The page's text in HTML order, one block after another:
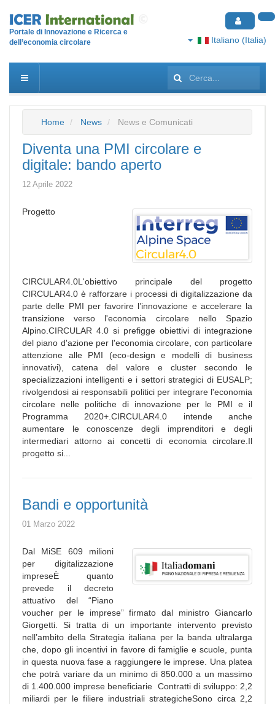
Portale di Innovazione e Ricerca e
dell’economia circolare
Italiano (Italia)
Cerca...
Home News News e Comunicati
Diventa una PMI circolare e
digitale: bando aperto
12 Aprile 2022
Progetto
CIRCULAR4.0L'obiettivo principale del progetto
CIRCULAR4.0 è rafforzare i processi di digitalizzazione da
parte delle PMI per favorire l’innovazione e accelerare la
transizione verso l'economia circolare nello Spazio
Alpino.CIRCULAR 4.0 si prefigge obiettivi di integrazione
del piano d'azione per l'economia circolare, con particolare
attenzione alle PMI (eco-design e modelli di business
innovativi), catena del valore e cluster secondo le
specializzazioni intelligenti e i settori strategici di EUSALP;
rivolgendosi ai responsabili politici per integrare l'economia
circolare nelle politiche di innovazione per le PMI e il
Programma 2020+.CIRCULAR4.0 intende anche
aumentare le conoscenze degli imprenditori e degli
intermediari attorno ai concetti di economia circolare.Il
progetto si...
Bandi e opportunità
01 Marzo 2022
Dal MiSE 609 milioni
per digitalizzazione
impreseÈ quanto
prevede il decreto
attuativo del “Piano
voucher per le imprese” firmato dal ministro Giancarlo
Giorgetti. Si tratta di un importante intervento previsto
nell’ambito della Strategia italiana per la banda ultralarga
che, dopo gli incentivi in favore di famiglie e scuole, punta
in questa nuova fase a raggiungere le imprese. Una platea
che potrà variare da un minimo di 850.000 a un massimo
di 1.400.000 imprese beneficiarie Contratti di sviluppo: 2,2
miliardi per le filiere industriali strategicheSono circa 2,2